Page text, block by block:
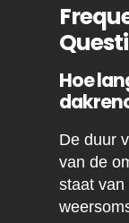
Hoe
De duur
van de
staat van